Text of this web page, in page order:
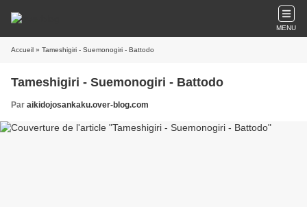
MENU
Accueil » Tameshigiri - Suemonogiri - Battodo
Tameshigiri - Suemonogiri - Battodo
Par aikidojosankaku.over-blog.com